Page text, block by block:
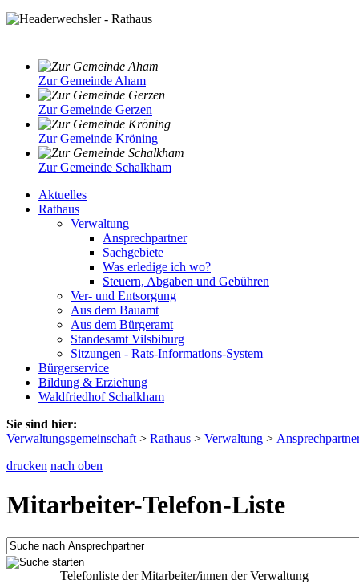
Zur Gemeinde Aham
Zur Gemeinde Gerzen
Zur Gemeinde Kröning
Zur Gemeinde Schalkham
Aktuelles
Rathaus
Verwaltung
Ansprechpartner
Sachgebiete
Was erledige ich wo?
Steuern, Abgaben und Gebühren
Ver- und Entsorgung
Aus dem Bauamt
Aus dem Bürgeramt
Standesamt Vilsbiburg
Sitzungen - Rats-Informations-System
Bürgerservice
Bildung & Erziehung
Waldfriedhof Schalkham
Sie sind hier:
Verwaltungsgemeinschaft > Rathaus > Verwaltung >
drucken nach oben
Mitarbeiter-Telefon-Liste
Telefonliste der Mitarbeiter/innen der Verwaltung